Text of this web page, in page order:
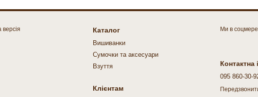
версія Каталог
Вишиванки
Cумочки та аксесуари
Взуття
Клієнтам
Ми в
Контактна
095 860-30-